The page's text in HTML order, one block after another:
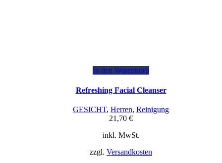
In den Warenkorb
Refreshing Facial Cleanser
GESICHT, Herren, Reinigung
21,70 €
inkl. MwSt.
zzgl. Versandkosten